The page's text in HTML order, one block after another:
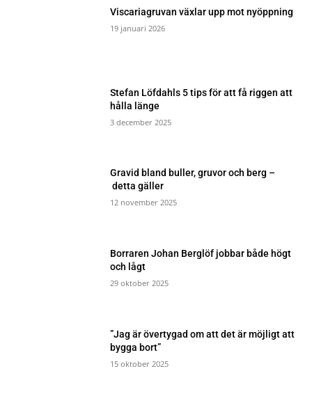
Viscariagruvan växlar upp mot nyöppning
19 januari 2026
Stefan Löfdahls 5 tips för att få riggen att
hålla länge
3 december 2025
Gravid bland buller, gruvor och berg –
detta gäller
12 november 2025
Borraren Johan Berglöf jobbar både högt
och lågt
29 oktober 2025
”Jag är övertygad om att det är möjligt att
bygga bort”
15 oktober 2025